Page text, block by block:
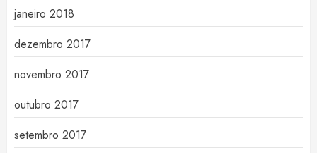
janeiro 2018
dezembro 2017
novembro 2017
outubro 2017
setembro 2017